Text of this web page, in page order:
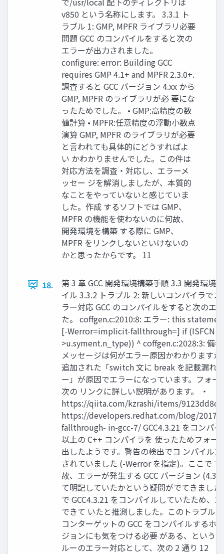
v850 という名称にします。 3.3.1 ト
ラブル 1: GMP, MPFR ライブラリ必要
問題 GCC のコンパイルをすると次の
エラーが出力されました。
configure: error: Building GCC
requires GMP 4.1+ and MPFR 2.3.0+.
調査すると GCC バージョン 4.xx から
GMP, MPFR のライブラリが必 要にな
ったためでした。 • GMP:高精度の数
値計算 • MPFR:任意精度の浮動小数点
演算 GMP, MPFR のライブラリが必要
と言われても具体的にどうすればよ
い かわかりませんでした。この件は
対応方法を調査・対応し、エラーメ
ッセー ジを解消しましたが、本質的
なことをやっていないと感じていま
した。作成 するソフトでは GMP、
MPFR の機能を使わないのに何故、
開発環境を構築 する際に GMP、
MPFR をリンクしないといけないの
かと思ったからです。 11
18.
第 3 章 GCC 開発環境構築手順 3.3 開発環境
イル 3.3.2 トラブル 2: 新しいコンパイラで
ラー対応 GCC のコンパイルをすると次のエ
た。 coffgen.c:2010:8: エラー: this
[-Werror=implicit-fallthrough=] if (ISFCN
>u.syment.n_type)) ^ coffgen.c:2028:3: 備
メッセージは何がエラー原因かわかりますか
追加された「switch 文に break を記載漏れ
ー」が原因でエラーになっています。フォ
次の リンクに詳しい説明があります。 ・
https://qiita.com/kzrashi/items/
https://developers.redhat.com/blog/
fallthrough- in-gcc-7/ GCC4.3.21 をコンパイ
以上の C++ コンパイラを 使ったためフォー
出したようです。警告の検出でコ ンパイル
されていました (-Werror を指定)。ここで
故、エラーが発生する GCC バージョン
て明記していたかという疑問がでてきました
で GCC4.3.21 をコンパイルしていたため、
できて いたと推測しました。このトラブル
コンターゲットの GCC をコンパイルするホ
ジョンにも気をつける必要 がある、という
ルーのエラー対応として、次の 2 通り 12